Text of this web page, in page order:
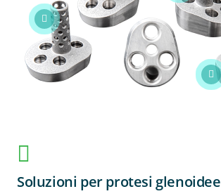
Soluzioni per protesi glenoidee